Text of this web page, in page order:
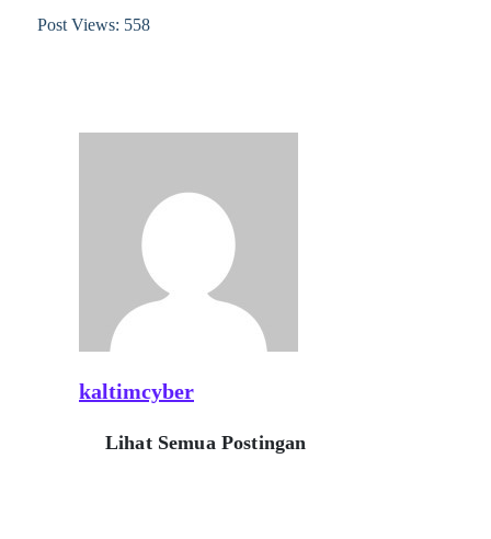
Post Views: 558
kaltimcyber
Lihat Semua Postingan